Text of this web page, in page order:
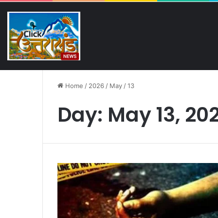
Sunday, August 9 2026
Home / 2026 / May /13
Day: May 13,